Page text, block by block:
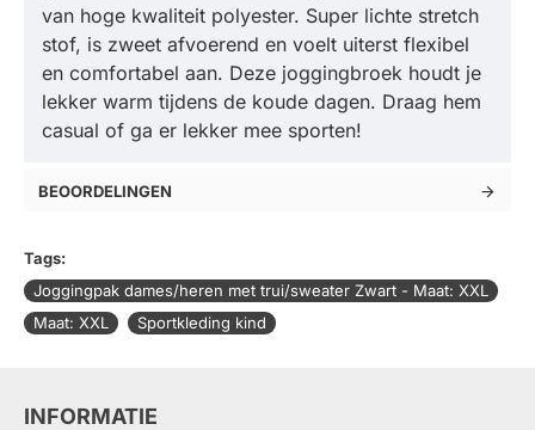
van hoge kwaliteit polyester. Super lichte stretch
stof, is zweet afvoerend en voelt uiterst flexibel
en comfortabel aan. Deze joggingbroek houdt je
lekker warm tijdens de koude dagen. Draag hem
casual of ga er lekker mee sporten!
BEOORDELINGEN
Tags:
Joggingpak dames/heren met trui/sweater Zwart - Maat: XXL
Maat: XXL
Sportkleding kind
INFORMATIE